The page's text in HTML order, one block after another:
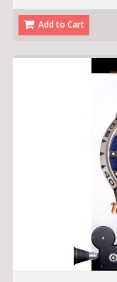
Add to Cart